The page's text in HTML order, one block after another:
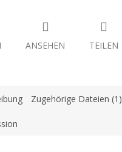
ANSEHEN TEILEN
Zugehörige Dateien (1)